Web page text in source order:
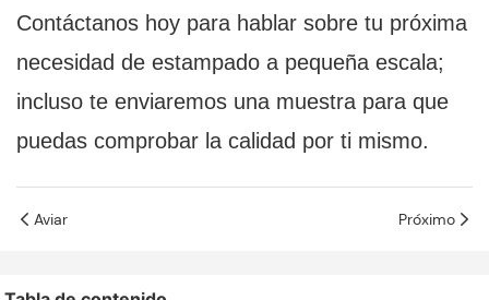
Contáctanos hoy para hablar sobre tu próxima
necesidad de estampado a pequeña escala;
incluso te enviaremos una muestra para que
puedas comprobar la calidad por ti mismo.
Aviar Próximo